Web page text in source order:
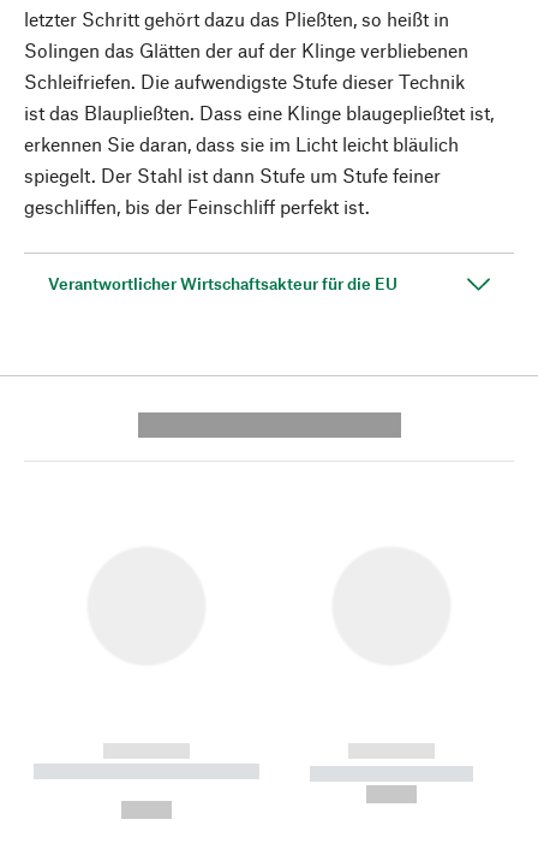
letzter Schritt gehört dazu das Pließten, so heißt in
Solingen das Glätten der auf der Klinge verbliebenen
Schleifriefen. Die aufwendigste Stufe dieser Technik
ist das Blaupließten. Dass eine Klinge blaugepließtet ist,
erkennen Sie daran, dass sie im Licht leicht bläulich
spiegelt. Der Stahl ist dann Stufe um Stufe feiner
geschliffen, bis der Feinschliff perfekt ist.
Verantwortlicher Wirtschaftsakteur für die EU
------------
----------- ----------- --------
------------
----------- -----------